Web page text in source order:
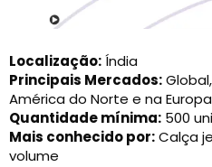
Localização:Índia
Principais Mercados:
América do Norte e na Europa
Quantidade mínima: 500
Mais conhecido por:Calça
volume